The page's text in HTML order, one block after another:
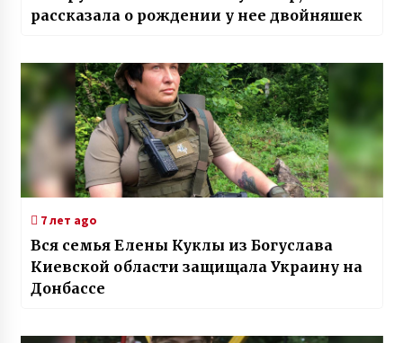
рассказала о рождении у нее двойняшек
7 лет ago
Вся семья Елены Куклы из Богуслава
Киевской области защищала Украину на
Донбассе